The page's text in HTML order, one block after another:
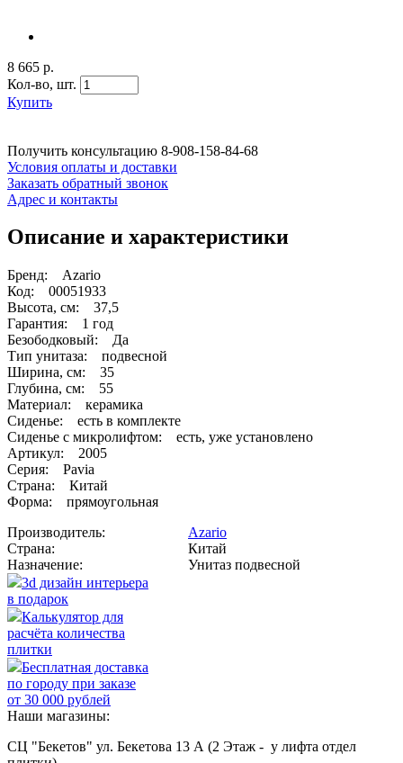
8 665 р.
Кол-во, шт.
Купить
Получить консультацию 8-908-158-84-68
Условия оплаты и доставки
Заказать обратный звонок
Адрес и контакты
Описание и характеристики
Бренд: Azario
Код: 00051933
Высота, см: 37,5
Гарантия: 1 год
Безободковый: Да
Тип унитаза: подвесной
Ширина, см: 35
Глубина, см: 55
Материал: керамика
Сиденье: есть в комплекте
Сиденье с микролифтом: есть, уже установлено
Артикул: 2005
Серия: Pavia
Страна: Китай
Форма: прямоугольная
Производитель:
Azario
Страна:
Китай
Назначение:
Унитаз подвесной
3d дизайн интерьера
в подарок
Калькулятор для
расчёта количества
плитки
Бесплатная доставка
по городу при заказе
от 30 000 рублей
Наши магазины:
СЦ "Бекетов" ул. Бекетова 13 А (2 Этаж - у лифта отдел